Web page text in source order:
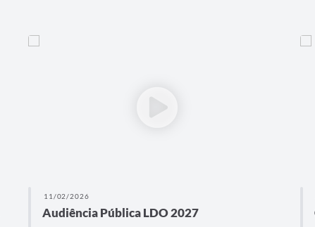
11/02/2026
Audiência Pública LDO 2027